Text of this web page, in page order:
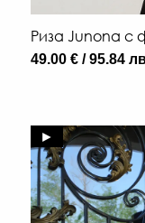
Риза Junona с
49.00 € / 95.84
►